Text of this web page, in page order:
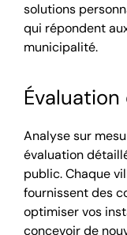
solutions
qui répondent
municipalité.
Analyse sur
évaluation
public. Chaque
fournissent des
optimiser vos
concevoir de